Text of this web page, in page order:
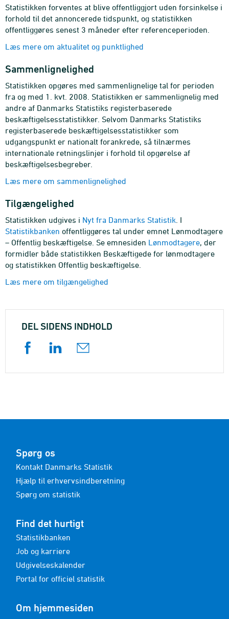
Statistikken forventes at blive offentliggjort uden forsinkelse i
forhold til det annoncerede tidspunkt, og statistikken
offentliggøres senest 3 måneder efter referenceperioden.
Læs mere om aktualitet og punktlighed
Sammenlignelighed
Statistikken opgøres med sammenlignelige tal for perioden
fra og med 1. kvt. 2008. Statistikken er sammenlignelig med
andre af Danmarks Statistiks registerbaserede
beskæftigelsesstatistikker. Selvom Danmarks Statistiks
registerbaserede beskæftigelsesstatistikker som
udgangspunkt er nationalt forankrede, så tilnærmes
internationale retningslinjer i forhold til opgørelse af
beskæftigelsesbegreber.
Læs mere om sammenlignelighed
Tilgængelighed
Statistikken udgives i Nyt fra Danmarks Statistik . I
Statistikbanken offentliggøres tal under emnet Lønmodtagere
– Offentlig beskæftigelse. Se emnesiden Lønmodtagere, der
formidler både statistikken Beskæftigede for lønmodtagere
og statistikken Offentlig beskæftigelse.
Læs mere om tilgængelighed
DEL SIDENS INDHOLD
Spørg os
Kontakt Danmarks Statistik
Hjælp til erhvervsindberetning
Spørg om statistik
Find det hurtigt
Statistikbanken
Job og karriere
Udgivelseskalender
Portal for officiel statistik
Om hjemmesiden